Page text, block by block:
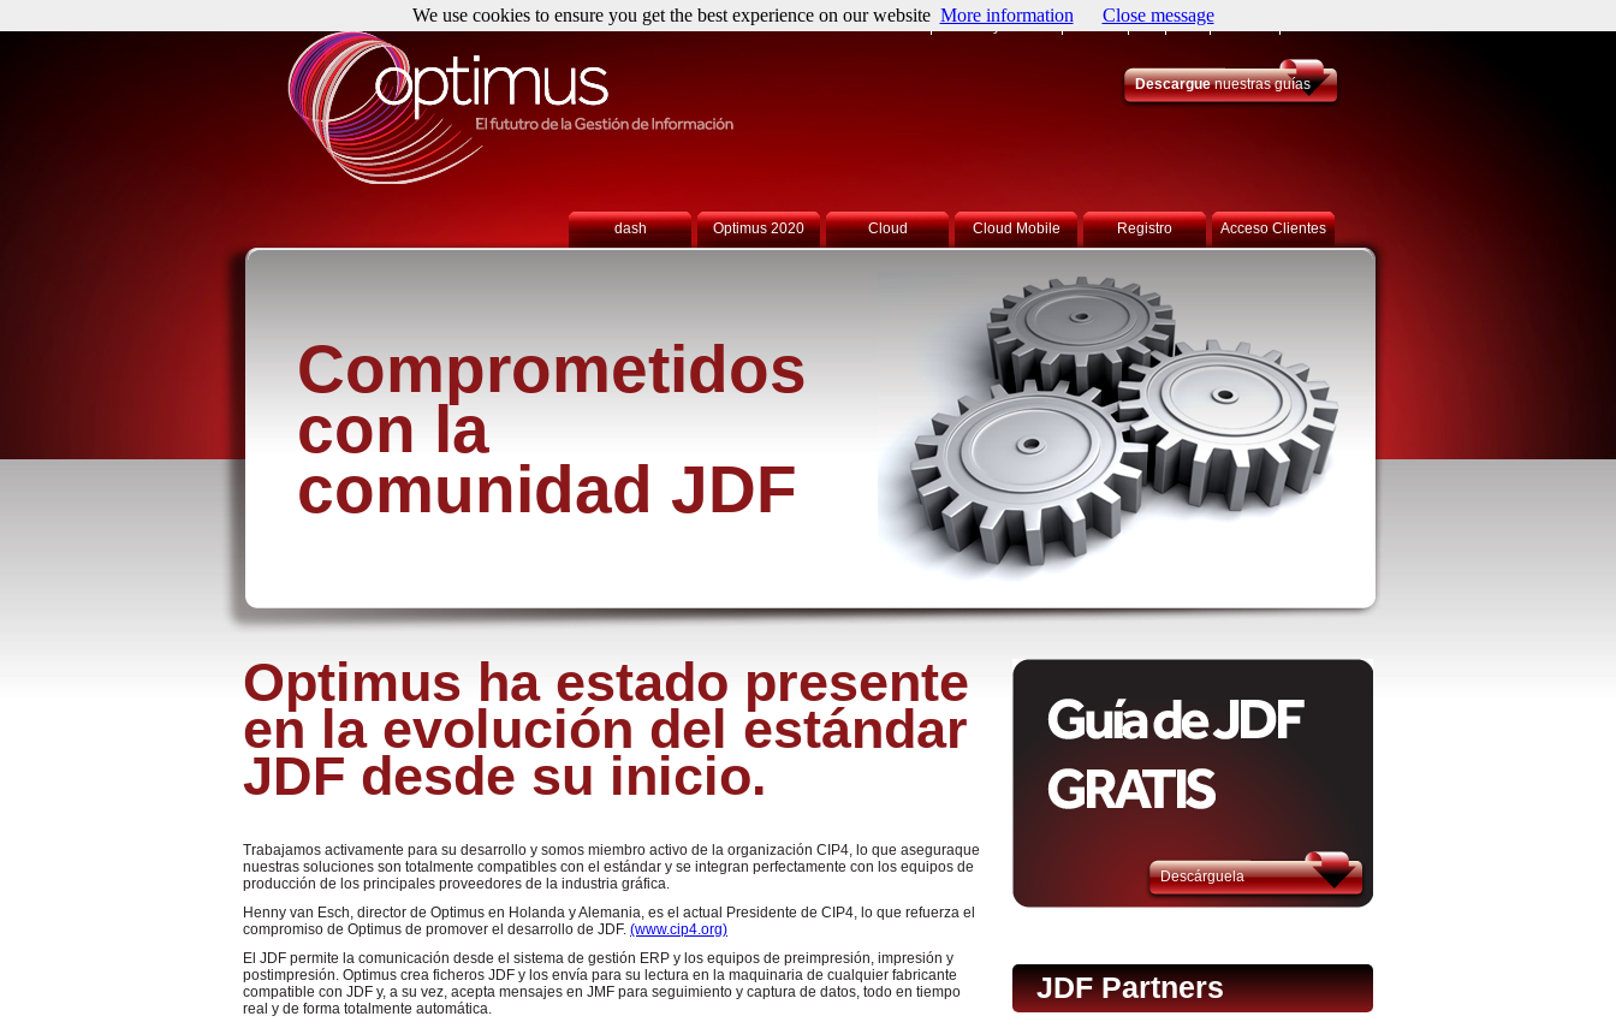
Lean
JDF
Partners
Noticias y Eventos
Sobre nosotros
Descarguenuestras guías
dash Optimus 2020 Cloud Cloud Mobile Registro Acceso Clientes
Comprometidos
con la
comunidad JDF
Optimus ha estado presente
en la evolución del estándar
JDF desde su inicio.
Trabajamos activamente para su desarrollo y somos miembro activo de la organización CIP4, lo que aseguraque
nuestras soluciones son totalmente compatibles con el estándar y se integran perfectamente con los equipos de
producción de los principales proveedores de la industria gráfica.
Henny van Esch, director de Optimus en Holanda y Alemania, es el actual Presidente de CIP4, lo que refuerza el
compromiso de Optimus de promover el desarrollo de JDF. (www.cip4.org)
El JDF permite la comunicación desde el sistema de gestión ERP y los equipos de preimpresión, impresión y
postimpresión. Optimus crea ficheros JDF y los envía para su lectura en la maquinaria de cualquier fabricante
compatible con JDF y, a su vez, acepta mensajes en JMF para seguimiento y captura de datos, todo en tiempo
real y de forma totalmente automática.
Descárguela
JDF Partners
We use cookies to ensure you get the best experience on our website More information Close message